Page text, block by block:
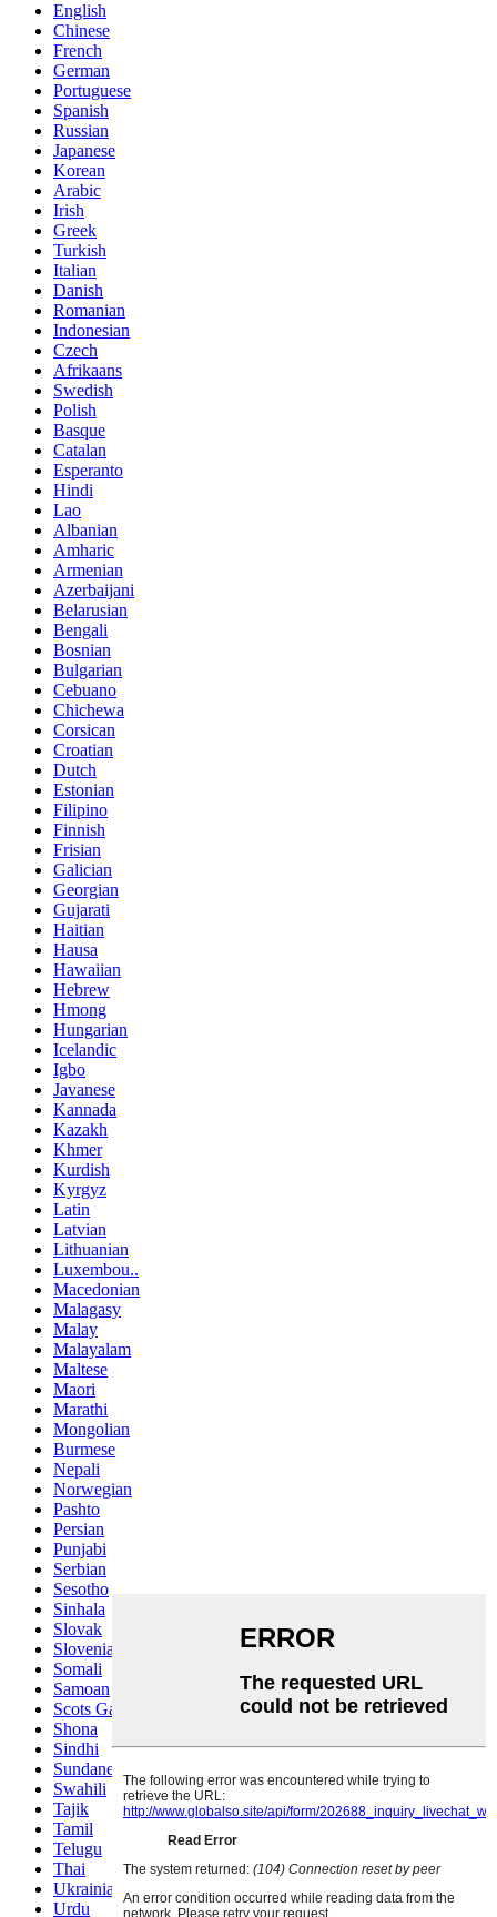
English
Chinese
French
German
Portuguese
Spanish
Russian
Japanese
Korean
Arabic
Irish
Greek
Turkish
Italian
Danish
Romanian
Indonesian
Czech
Afrikaans
Swedish
Polish
Basque
Catalan
Esperanto
Hindi
Lao
Albanian
Amharic
Armenian
Azerbaijani
Belarusian
Bengali
Bosnian
Bulgarian
Cebuano
Chichewa
Corsican
Croatian
Dutch
Estonian
Filipino
Finnish
Frisian
Galician
Georgian
Gujarati
Haitian
Hausa
Hawaiian
Hebrew
Hmong
Hungarian
Icelandic
Igbo
Javanese
Kannada
Kazakh
Khmer
Kurdish
Kyrgyz
Latin
Latvian
Lithuanian
Luxembou..
Macedonian
Malagasy
Malay
Malayalam
Maltese
Maori
Marathi
Mongolian
Burmese
Nepali
Norwegian
Pashto
Persian
Punjabi
Serbian
Sesotho
Sinhala
Slovak
Slovenian
Somali
Samoan
Scots Gaelic
Shona
Sindhi
Sundanese
Swahili
Tajik
Tamil
Telugu
Thai
Ukrainian
Urdu